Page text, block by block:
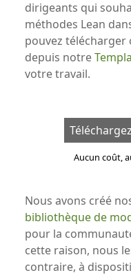
dirigeants qui
méthodes Lean
pouvez
depuis notre
votre travail.
Aucun coût,
Nous avons créé
bibliothèque de
pour la
cette raison, nous
contraire, à